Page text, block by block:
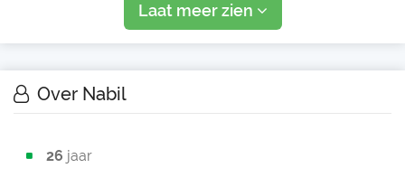
groot familie met veel neefjes en nichtjes. Ik kan
altijd goed op weg met iedereen. Elke kind is
uiter
Laat meer zien
Over Nabil
26 jaar